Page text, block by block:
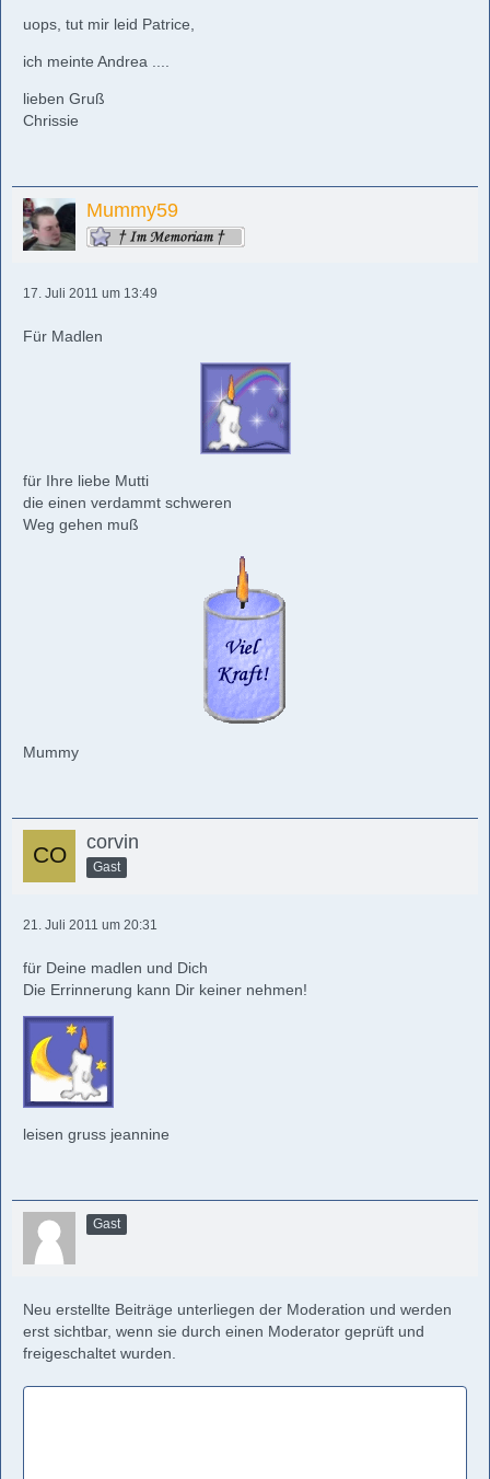
uops, tut mir leid Patrice,
ich meinte Andrea ....
lieben Gruß
Chrissie
Mummy59
17. Juli 2011 um 13:49
Für Madlen
für Ihre liebe Mutti
die einen verdammt schweren
Weg gehen muß
Mummy
corvin
Gast
21. Juli 2011 um 20:31
für Deine madlen und Dich
Die Errinnerung kann Dir keiner nehmen!
leisen gruss jeannine
Gast
Neu erstellte Beiträge unterliegen der Moderation und werden
erst sichtbar, wenn sie durch einen Moderator geprüft und
freigeschaltet wurden.